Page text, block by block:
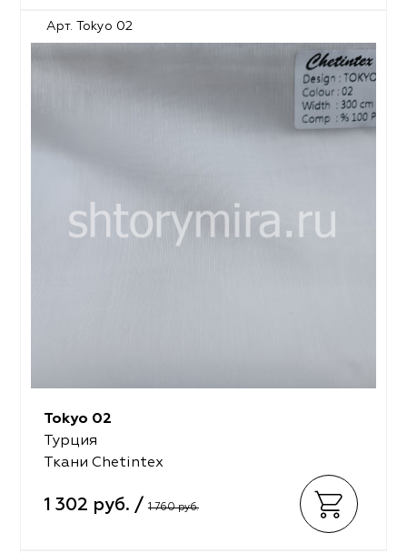
Арт. Tokyo 02
Tokyo 02
Турция
Ткани Chetintex
1 302 руб. / 1 760 руб.